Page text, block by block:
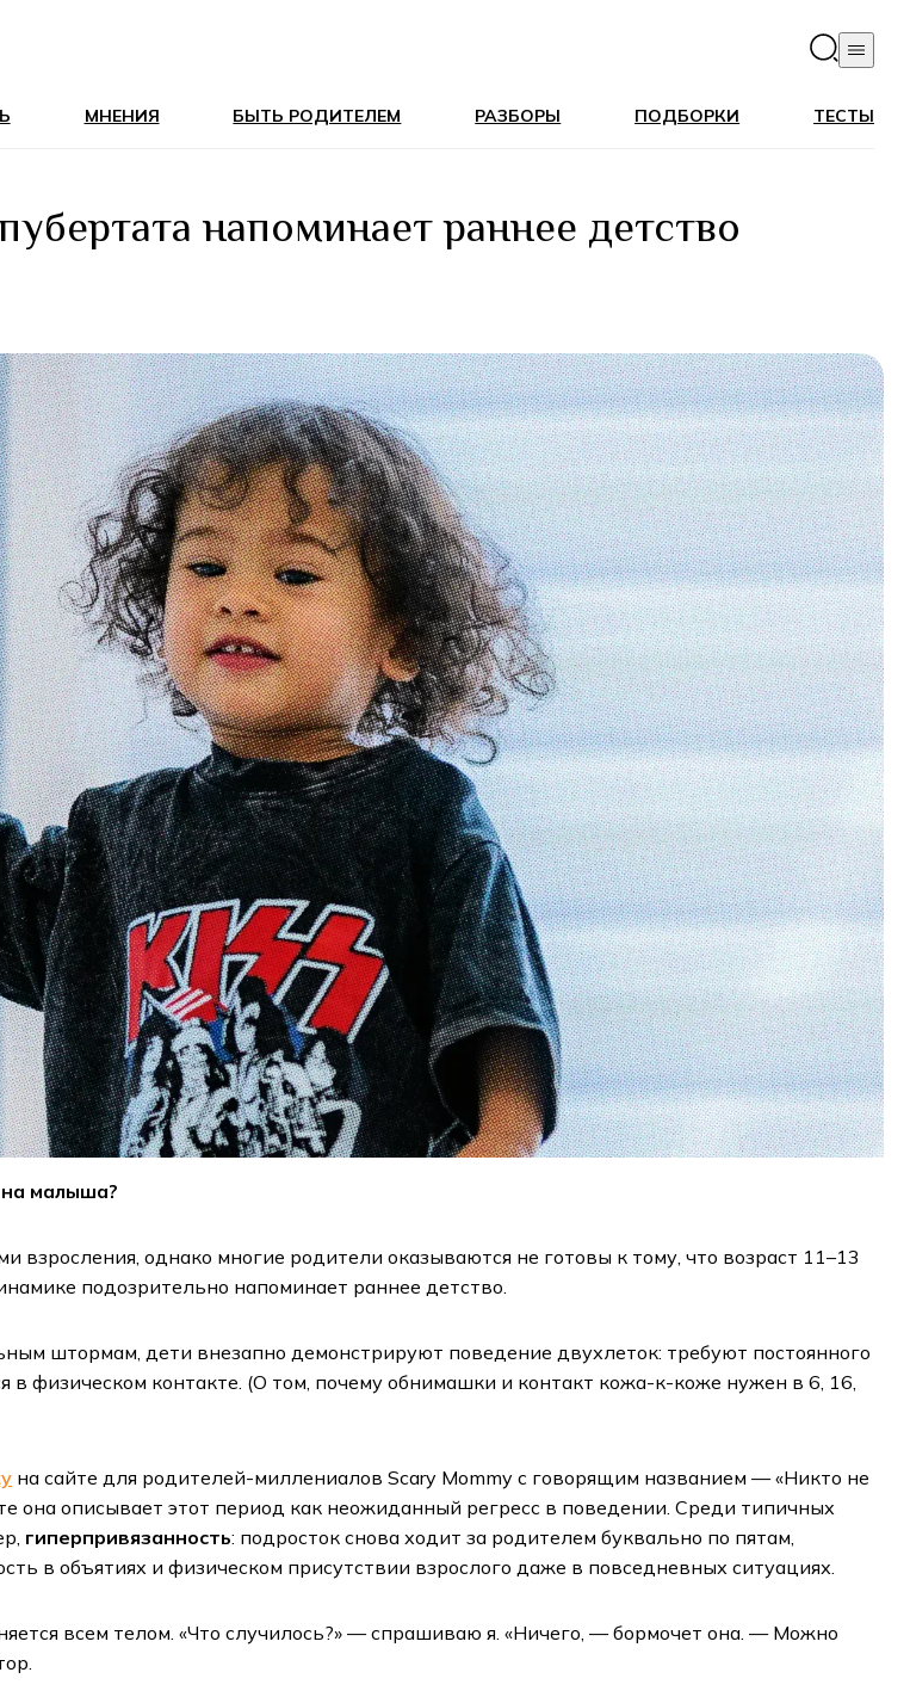
МНЕНИЯ БЫТЬ РОДИТЕЛЕМ РАЗБОРЫ ПОДБОРКИ ТЕСТЫ
напоминает раннее детство
малыша?
однако многие родители оказываются не готовы к тому, что возраст 11–13
подозрительно напоминает раннее детство.
штормам, дети внезапно демонстрируют поведение двухлеток: требуют постоянного
физическом контакте. (О том, почему обнимашки и контакт кожа-к-коже нужен в 6, 16,
на сайте для родителей-миллениалов Scary Mommy с говорящим названием — «Никто не
она описывает этот период как неожиданный регресс в поведении. Среди типичных
гиперпривязанность: подросток снова ходит за родителем буквально по пятам,
в объятиях и физическом присутствии взрослого даже в повседневных ситуациях.
всем телом. «Что случилось?» — спрашиваю я. «Ничего, — бормочет она. — Можно